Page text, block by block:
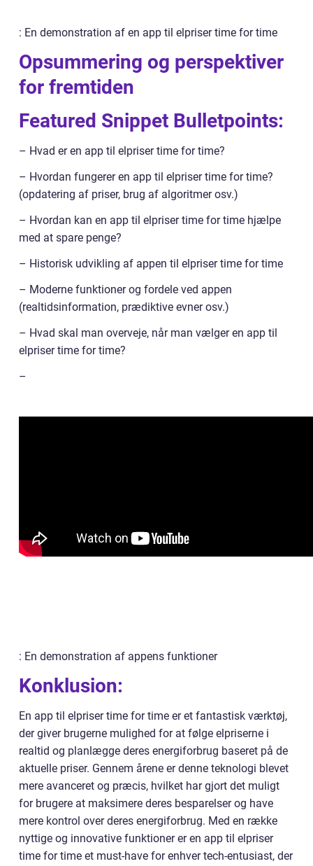
: En demonstration af en app til elpriser time for time
Opsummering og perspektiver
for fremtiden
Featured Snippet Bulletpoints:
– Hvad er en app til elpriser time for time?
– Hvordan fungerer en app til elpriser time for time?
(opdatering af priser, brug af algoritmer osv.)
– Hvordan kan en app til elpriser time for time hjælpe
med at spare penge?
– Historisk udvikling af appen til elpriser time for time
– Moderne funktioner og fordele ved appen
(realtidsinformation, prædiktive evner osv.)
– Hvad skal man overveje, når man vælger en app til
elpriser time for time?
–
: En demonstration af appens funktioner
Konklusion:
En app til elpriser time for time er et fantastisk værktøj,
der giver brugerne mulighed for at følge elpriserne i
realtid og planlægge deres energiforbrug baseret på de
aktuelle priser. Gennem årene er denne teknologi blevet
mere avanceret og præcis, hvilket har gjort det muligt
for brugere at maksimere deres besparelser og have
mere kontrol over deres energiforbrug. Med en række
nyttige og innovative funktioner er en app til elpriser
time for time et must-have for enhver tech-entusiast, der